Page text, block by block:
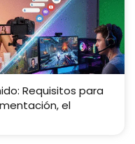
Requisitos para
el